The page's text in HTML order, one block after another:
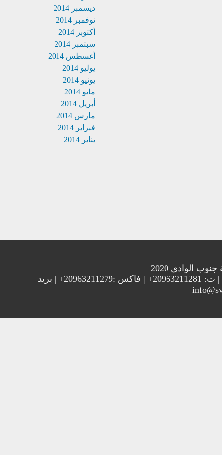
ديسمبر 2014
نوفمبر 2014
أكتوبر 2014
سبتمبر 2014
أغسطس 2014
يوليو 2014
يونيو 2014
مايو 2014
أبريل 2014
مارس 2014
فبراير 2014
يناير 2014
2020
العنوان : جامعة جنوب الوادي 83523 قنا - جمهورية مصر العربية | ت: 20963211281+ | فاكس :20963211279+ | بريد